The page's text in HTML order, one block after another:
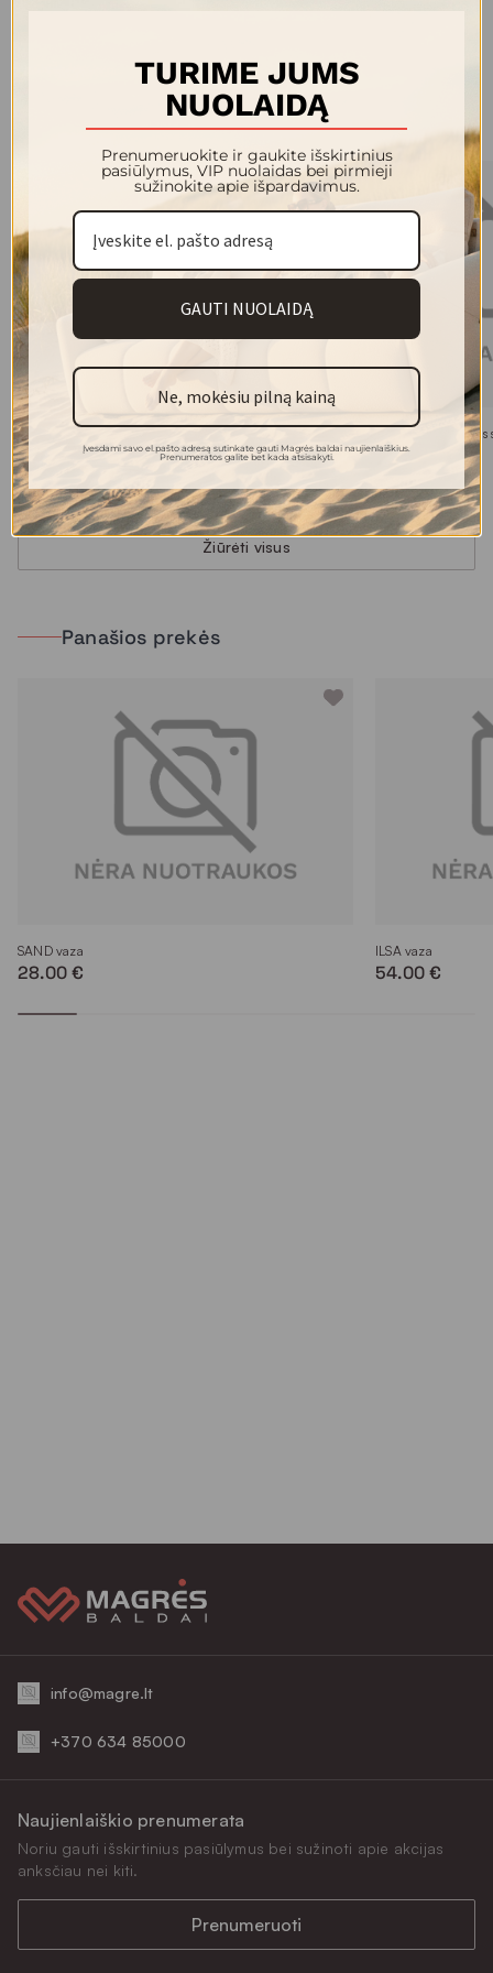
Kolekcijos modeliai
NASKA paveikslas
259.00 €
CROWN
139.99 €
Žiūrėti visus
Panašios prekės
SAND vaza
28.00 €
ILSA vaza
54.00 €
info@magre.lt
+370 634 85000
Naujienlaiškio prenumerata
Noriu gauti išskirtinius pasiūlymus bei sužinoti apie akcijas
anksčiau nei kiti.
Prenumeruoti
TURIME JUMS
NUOLAIDĄ
Prenumeruokite ir gaukite išskirtinius
pasiūlymus, VIP nuolaidas bei pirmieji
sužinokite apie išpardavimus.
GAUTI NUOLAIDĄ
Ne, mokėsiu pilną kainą
Įvesdami savo el.pašto adresą sutinkate gauti Magrės baldai naujienlaiškius.
Prenumeratos galite bet kada atsisakyti.